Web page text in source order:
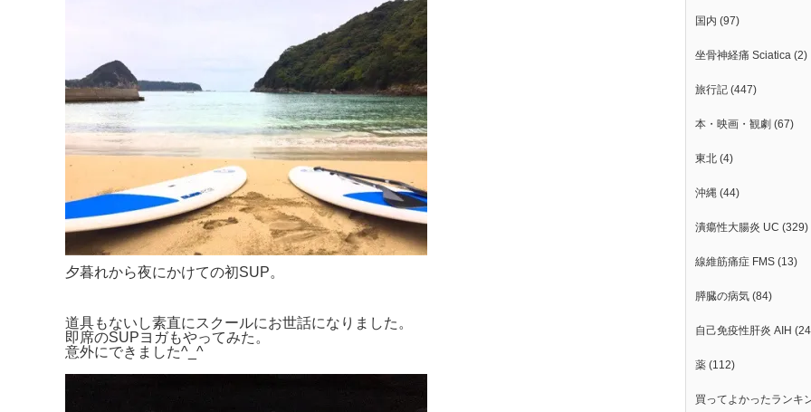
夕暮れから夜にかけての初SUP。
道具もないし素直にスクールにお世話になりました。
即席のSUPヨガもやってみた。
意外にできました^_^
国内 (97)
坐骨神経痛 Sciatica (2)
旅行記 (447)
本・映画・観劇 (67)
東北 (4)
沖縄 (44)
潰瘍性大腸炎 UC (329)
線維筋痛症 FMS (13)
膵臓の病気 (84)
自己免疫性肝炎 AIH
薬 (112)
買ってよかったランキ